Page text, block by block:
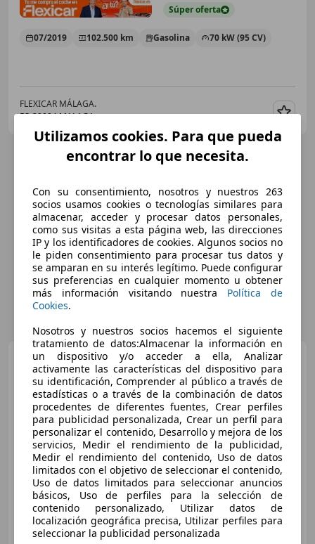
Súperoferta
07/2019 102.500 km Gasolina 70 kW (95 CV)
FLEXICAR MÁLAGA.
ES-29004 MALAGA
Fiat 500L1.4 Pop Star
€ 6.200 1
Súper oferta
07/2015 162.966 km Gasolina 70 kW (95 CV)
OCASIONPLUS LAS ROZAS II
Utilizamos cookies. Para que pueda
encontrar lo que necesita.
Con su consentimiento, nosotros y nuestros 263
socios usamos cookies o tecnologías similares para
almacenar, acceder y procesar datos personales,
como sus visitas a esta página web, las direcciones
IP y los identificadores de cookies. Algunos socios no
le piden consentimiento para procesar tus datos y
se amparan en su interés legítimo. Puede configurar
sus preferencias en cualquier momento u obtener
más información visitando nuestra Política de
Cookies.
Nosotros y nuestros socios hacemos el siguiente
tratamiento de datos:Almacenar la información en
un dispositivo y/o acceder a ella, Analizar
activamente las características del dispositivo para
su identificación, Comprender al público a través de
estadísticas o a través de la combinación de datos
procedentes de diferentes fuentes, Crear perfiles
para publicidad personalizada, Crear un perfil para
personalizar el contenido, Desarrollo y mejora de los
servicios, Medir el rendimiento de la publicidad,
Medir el rendimiento del contenido, Uso de datos
limitados con el objetivo de seleccionar el contenido,
Uso de datos limitados para seleccionar anuncios
básicos, Uso de perfiles para la selección de
contenido personalizado, Utilizar datos de
localización geográfica precisa, Utilizar perfiles para
seleccionar la publicidad personalizada